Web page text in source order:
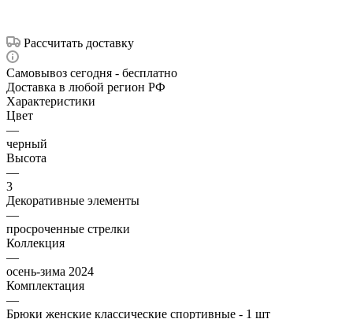
Рассчитать доставку
Самовывоз сегодня - бесплатно
Доставка в любой регион РФ
Характеристики
Цвет
—
черный
Высота
—
3
Декоративные элементы
—
просроченные стрелки
Коллекция
—
осень-зима 2024
Комплектация
—
Брюки женские классические спортивные - 1 шт